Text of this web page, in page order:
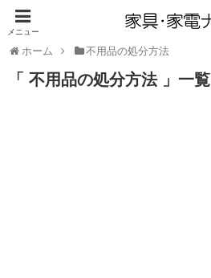
ホーム 不用品の処分方法
「 不用品の処分方法 」一覧